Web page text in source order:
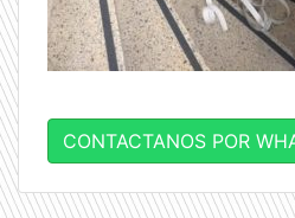
CONTACTANOS POR